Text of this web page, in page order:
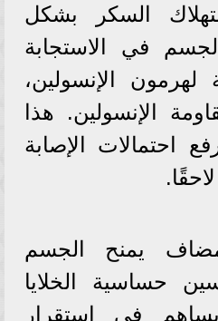
السكر بشكل
في الاستجابة
الإنسولين،
الإنسولين. هذا
احتمالات الإصابة
يمنح الجسم
حساسية الخلايا
في استقرار